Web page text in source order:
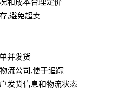
和成本合理定价
,避免超卖
并发货
流公司,便于追踪
发货信息和物流状态